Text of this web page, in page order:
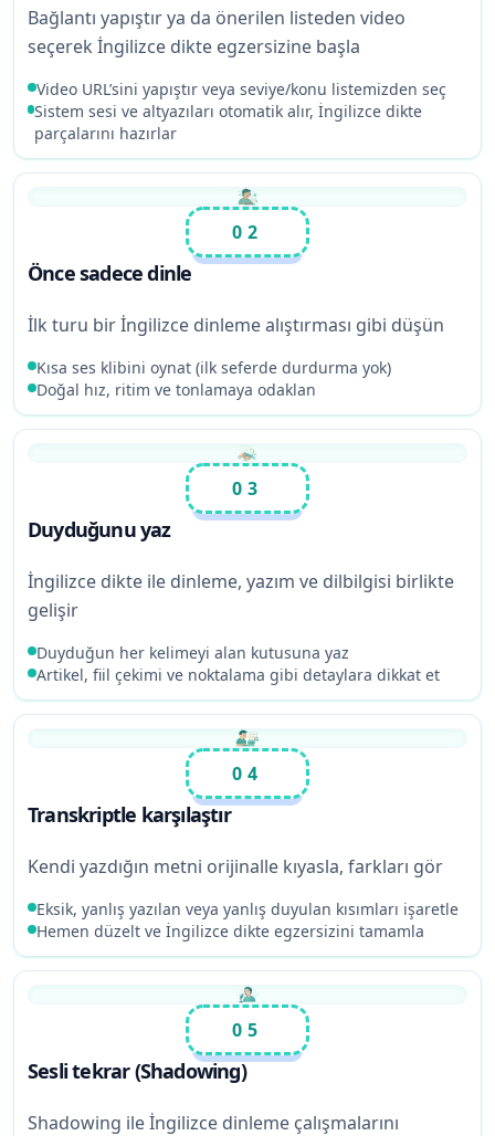
Bağlantı yapıştır ya da önerilen listeden video
seçerek İngilizce dikte egzersizine başla
Video URL’sini yapıştır veya seviye/konu listemizden seç
Sistem sesi ve altyazıları otomatik alır, İngilizce dikte
parçalarını hazırlar
02
Önce sadece dinle
İlk turu bir İngilizce dinleme alıştırması gibi düşün
Kısa ses klibini oynat (ilk seferde durdurma yok)
Doğal hız, ritim ve tonlamaya odaklan
03
Duyduğunu yaz
İngilizce dikte ile dinleme, yazım ve dilbilgisi birlikte
gelişir
Duyduğun her kelimeyi alan kutusuna yaz
Artikel, fiil çekimi ve noktalama gibi detaylara dikkat et
04
Transkriptle karşılaştır
Kendi yazdığın metni orijinalle kıyasla, farkları gör
Eksik, yanlış yazılan veya yanlış duyulan kısımları işaretle
Hemen düzelt ve İngilizce dikte egzersizini tamamla
05
Sesli tekrar (Shadowing)
Shadowing ile İngilizce dinleme çalışmalarını